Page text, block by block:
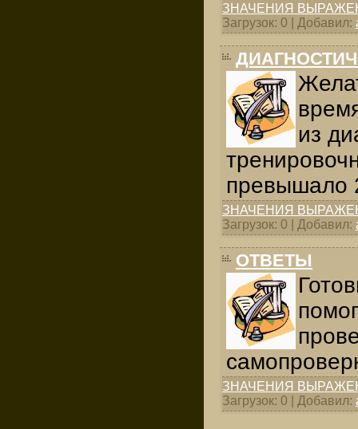
ЗНАЧЕНИЯ
Загрузок: 0 | Добавил:
из
превышало
ЗНАЧЕНИЯ
Загрузок: 0 | Добавил:
ОТВЕТЫ
ЗНАЧЕНИЯ
Загрузок: 0 | Добавил: